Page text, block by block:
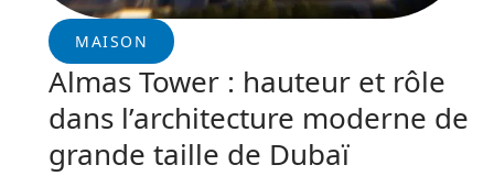
MAISON
Almas Tower : hauteur et rôle
dans l’architecture moderne de
grande taille de Dubaï